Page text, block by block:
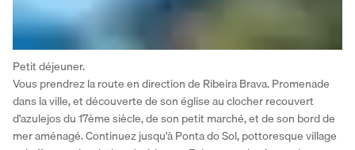
Petit déjeuner.
Vous prendrez la route en direction de Ribeira Brava. Promenade
dans la ville, et découverte de son église au clocher recouvert
d'azulejos du 17ème siècle, de son petit marché, et de son bord de
mer aménagé. Continuez jusqu'à Ponta do Sol, pottoresque village